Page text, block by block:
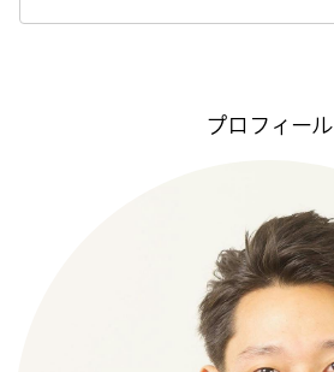
プロフィール